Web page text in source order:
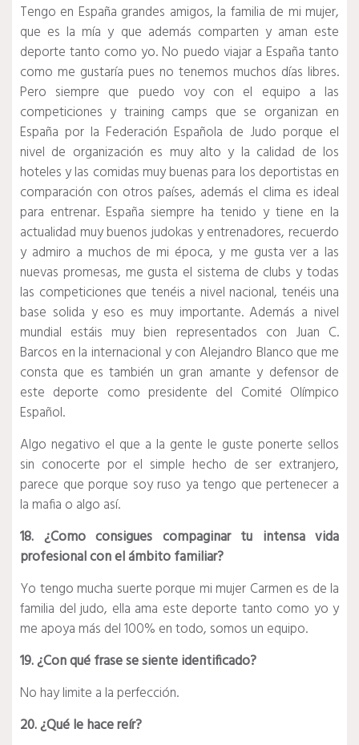
Tengo en España grandes amigos, la familia de mi mujer,
que es la mía y que además comparten y aman este
deporte tanto como yo. No puedo viajar a España tanto
como me gustaría pues no tenemos muchos días libres.
Pero siempre que puedo voy con el equipo a las
competiciones y training camps que se organizan en
España por la Federación Española de Judo porque el
nivel de organización es muy alto y la calidad de los
hoteles y las comidas muy buenas para los deportistas en
comparación con otros países, además el clima es ideal
para entrenar. España siempre ha tenido y tiene en la
actualidad muy buenos judokas y entrenadores, recuerdo
y admiro a muchos de mi época, y me gusta ver a las
nuevas promesas, me gusta el sistema de clubs y todas
las competiciones que tenéis a nivel nacional, tenéis una
base solida y eso es muy importante. Además a nivel
mundial estáis muy bien representados con Juan C.
Barcos en la internacional y con Alejandro Blanco que me
consta que es también un gran amante y defensor de
este deporte como presidente del Comité Olímpico
Español.
Algo negativo el que a la gente le guste ponerte sellos
sin conocerte por el simple hecho de ser extranjero,
parece que porque soy ruso ya tengo que pertenecer a
la mafia o algo así.
18. ¿Como consigues compaginar tu intensa vida
profesional con el ámbito familiar?
Yo tengo mucha suerte porque mi mujer Carmen es de la
familia del judo, ella ama este deporte tanto como yo y
me apoya más del 100% en todo, somos un equipo.
19. ¿Con qué frase se siente identificado?
No hay limite a la perfección.
20. ¿Qué le hace reír?